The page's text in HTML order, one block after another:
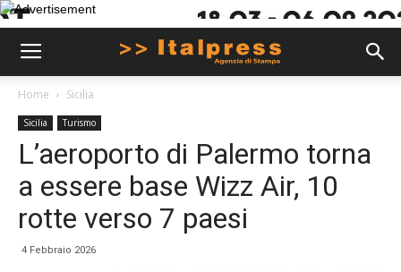
Home Sicilia
Sicilia Turismo
L’aeroporto di Palermo torna
a essere base Wizz Air, 10
rotte verso 7 paesi
4 Febbraio 2026